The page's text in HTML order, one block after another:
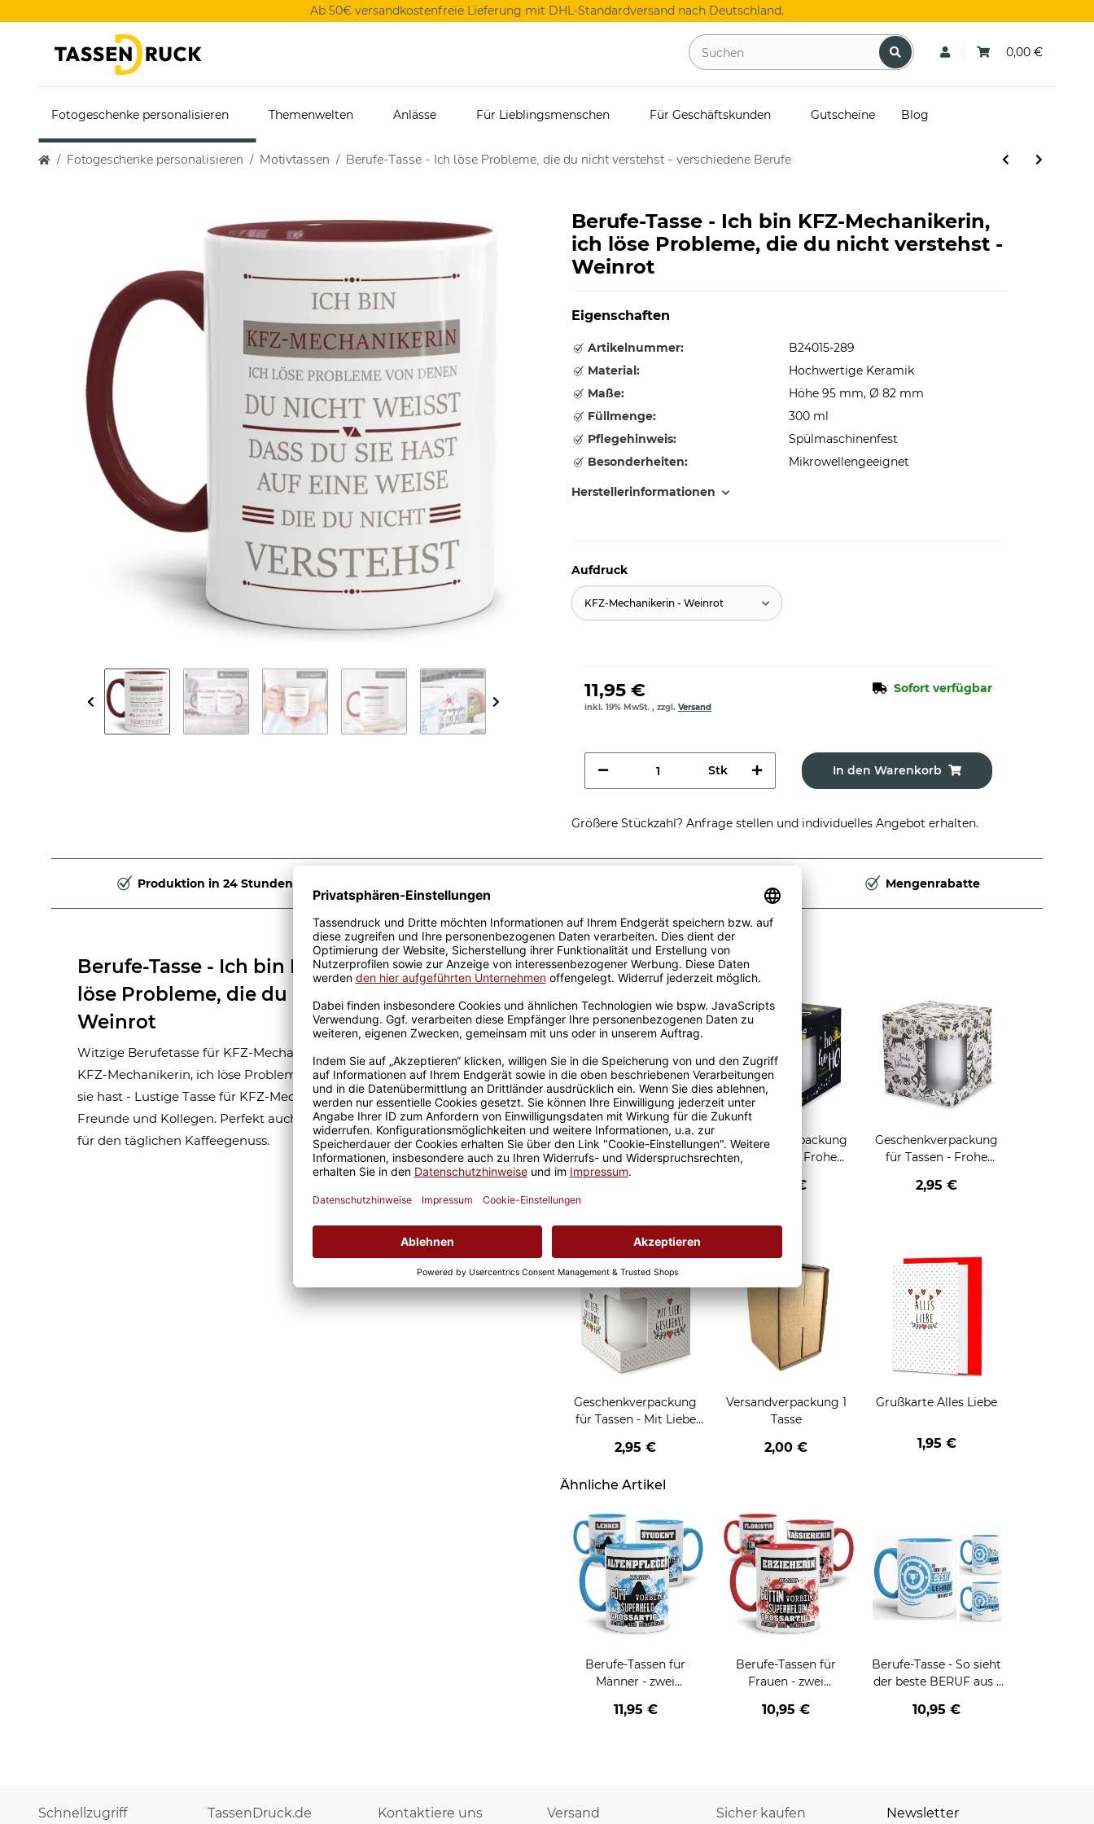
Ab 50€ versandkostenfreie Lieferung mit DHL-Standardversand nach Deutschland.
0,00 €
Fotogeschenke personalisieren Themenwelten Anlässe Für Lieblingsmenschen Für Geschäftskunden Gutscheine Blog
Fotogeschenke personalisieren Motivtassen Berufe-Tasse - Ich löse Probleme, die du nicht verstehst - verschiedene Berufe
Berufe-Tasse - Ich bin KFZ-Mechanikerin,
ich löse Probleme, die du nicht verstehst -
Weinrot
Eigenschaften
Artikelnummer:
B24015-289
Material:
Hochwertige Keramik
Maße:
Höhe 95 mm, Ø 82 mm
Füllmenge:
300 ml
Pflegehinweis:
Spülmaschinenfest
Besonderheiten:
Mikrowellengeeignet
Herstellerinformationen
Aufdruck
KFZ-Mechanikerin - Weinrot
11,95 € Sofort verfügbar
inkl. 19% MwSt. , zzgl. Versand
Stk In den Warenkorb
Größere Stückzahl? Anfrage stellen und individuelles Angebot erhalten.
Produktion in 24 Stunden Mengenrabatte
Berufe-Tasse - Ich bin KFZ-Mechanikerin, ich
löse Probleme, die du nicht verstehst -
Weinrot
Witzige Berufetasse für KFZ-Mechanikerin zum Verschenken - Ich bin
KFZ-Mechanikerin, ich löse Probleme, von denen Du nicht weißt, dass Du
sie hast - Lustige Tasse für KFZ-Mechanikerin. Tolle Geschenkidee für
Freunde und Kollegen. Perfekt auch als Bürotasse oder als Werkstatt-Tasse
für den täglichen Kaffeegenuss.
Passende Verpackungen
Geschenkverpackung
für Tassen - Frohe
Weihnachten - HO HO
Geschenkverpackung
für Tassen - Frohe
HO - schwarz
2,95 €
Geschenkverpackung
für Tassen - Frohe
2,95 €
Grußkarten zum Verschenken
Geschenkverpackung
für Tassen - Mit Liebe
2,95 €
Versandverpackung 1
Tasse
2,00 €
Grußkarte Alles Liebe
1,95 €
Ähnliche Artikel
Berufe-Tassen für
Männer - zwei
11,95 €
Berufe-Tassen für
Frauen - zwei
10,95 €
Berufe-Tasse - So sieht
der beste BERUF aus -
Männer - Hellblau
10,95 €
Schnellzugriff TassenDruck.de Kontaktiere uns Versand Sicher kaufen Newsletter